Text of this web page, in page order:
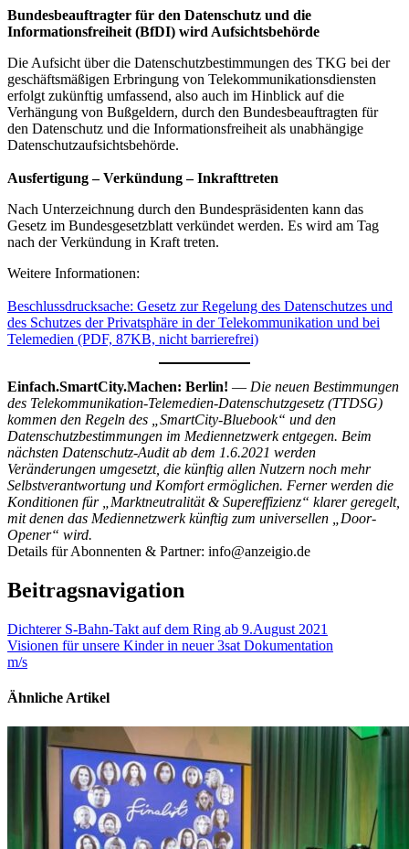
Bundesbeauftragter für den Datenschutz und die
Informationsfreiheit (BfDI) wird Aufsichtsbehörde
Die Aufsicht über die Datenschutzbestimmungen des TKG bei der
geschäftsmäßigen Erbringung von Telekommunikationsdiensten
erfolgt zukünftig umfassend, also auch im Hinblick auf die
Verhängung von Bußgeldern, durch den Bundesbeauftragten für
den Datenschutz und die Informationsfreiheit als unabhängige
Datenschutzaufsichtsbehörde.
Ausfertigung – Verkündung – Inkrafttreten
Nach Unterzeichnung durch den Bundespräsidenten kann das
Gesetz im Bundesgesetzblatt verkündet werden. Es wird am Tag
nach der Verkündung in Kraft treten.
Weitere Informationen:
Beschlussdrucksache: Gesetz zur Regelung des Datenschutzes und
des Schutzes der Privatsphäre in der Telekommunikation und bei
Telemedien (PDF, 87KB, nicht barrierefrei)
Einfach.SmartCity.Machen: Berlin! — Die neuen Bestimmungen
des Telekommunikation-Telemedien-Datenschutzgesetz (TTDSG)
kommen den Regeln des „SmartCity-Bluebook“ und den
Datenschutzbestimmungen im Mediennetzwerk entgegen. Beim
nächsten Datenschutz-Audit ab dem 1.6.2021 werden
Veränderungen umgesetzt, die künftig allen Nutzern noch mehr
Selbstverantwortung und Komfort ermöglichen. Ferner werden die
Konditionen für „Marktneutralität & Supereffizienz“ klarer geregelt,
mit denen das Mediennetzwerk künftig zum universellen „Door-
Opener“ wird.
Details für Abonnenten & Partner: info@anzeigio.de
Beitragsnavigation
Dichterer S-Bahn-Takt auf dem Ring ab 9.August 2021
Visionen für unsere Kinder in neuer 3sat Dokumentation
m/s
Ähnliche Artikel